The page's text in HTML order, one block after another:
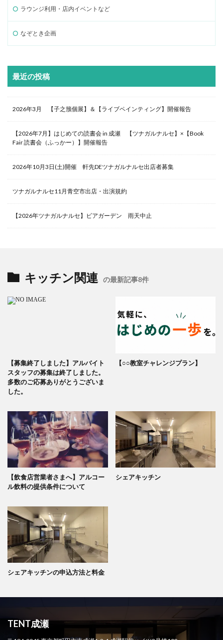
ラウンジ利用・店内イベントなど
なぞとき企画
最近の投稿
2026年3月 【子之籏個展】＆【ライブペインティング】開催報告
【2026年7月】はじめての読書会 in 成瀬 【ツナガルナルセ】×【Book
Fair 読書会（ふっかー）】開催報告
2026年10月3日(土)開催 軒先DEツナガルナルセ出店者募集
ツナガルナルセ11月青空市出店・出演規約
【2026年ツナガルナルセ】ビアガーデン 雨天中止
キッチン関連 の最新記事8件
【募集終了しました】アルバイト
スタッフの募集は終了しました。
多数のご応募ありがとうございま
した。
【○○教室チャレンジプラン】
【飲食店営業者さまへ】アルコー
ル飲料の提供条件について
シェアキッチン
シェアキッチンの申込方法と料金
TENT成瀬